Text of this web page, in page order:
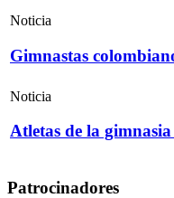
Noticia
Gimnastas
Noticia
Atletas de la
Patrocinadores